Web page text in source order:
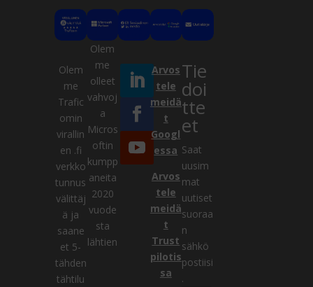
Olem
me
Trafic
omin
virallin
en .fi
verkko
tunnus
välittäj
ä ja
saane
et 5-
tähden
tähtilu
Olem
me
olleet
vahvoj
a
Micros
oftin
kumpp
aneita
2020
vuode
sta
lähtien
Arvos
tele
meidä
t
Googl
essa
Arvos
tele
meidä
t
Trust
pilotis
sa
Tie
doi
tte
et
Saat
uusim
mat
uutiset
suoraa
n
sähkö
postiisi
.
Kysy meiltä
VERKOSSA